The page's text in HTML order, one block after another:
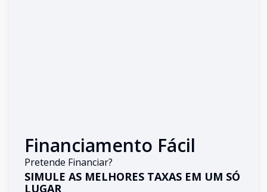
Financiamento Fácil
Pretende Financiar?
SIMULE AS MELHORES TAXAS EM UM SÓ
LUGAR